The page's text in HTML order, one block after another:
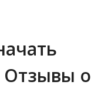
Отзывы о